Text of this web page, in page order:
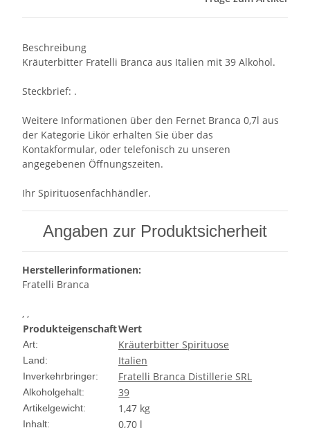
Beschreibung
Kräuterbitter Fratelli Branca aus Italien mit 39 Alkohol.
Steckbrief: .
Weitere Informationen über den Fernet Branca 0,7l aus
der Kategorie Likör erhalten Sie über das
Kontakformular, oder telefonisch zu unseren
angegebenen Öffnungszeiten.
Ihr Spirituosenfachhändler.
Angaben zur Produktsicherheit
Herstellerinformationen:
Fratelli Branca
, ,
ProdukteigenschaftWert
Art: Kräuterbitter Spirituose
Land: Italien
Inverkehrbringer: Fratelli Branca Distillerie SRL
Alkoholgehalt: 39
Artikelgewicht: 1,47 kg
Inhalt: 0,70 l